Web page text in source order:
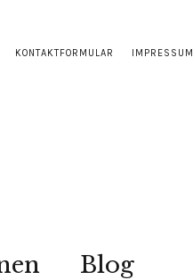
KONTAKTFORMULAR IMPRESSUM
Blog